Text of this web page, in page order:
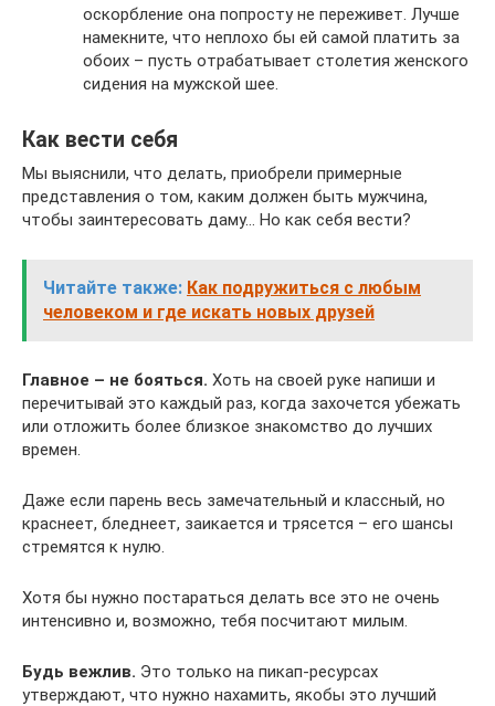
оскорбление она попросту не переживет. Лучше
намекните, что неплохо бы ей самой платить за
обоих – пусть отрабатывает столетия женского
сидения на мужской шее.
Как вести себя
Мы выяснили, что делать, приобрели примерные
представления о том, каким должен быть мужчина,
чтобы заинтересовать даму… Но как себя вести?
Читайте также: Как подружиться с любым
человеком и где искать новых друзей
Главное – не бояться. Хоть на своей руке напиши и
перечитывай это каждый раз, когда захочется убежать
или отложить более близкое знакомство до лучших
времен.
Даже если парень весь замечательный и классный, но
краснеет, бледнеет, заикается и трясется – его шансы
стремятся к нулю.
Хотя бы нужно постараться делать все это не очень
интенсивно и, возможно, тебя посчитают милым.
Будь вежлив. Это только на пикап-ресурсах
утверждают, что нужно нахамить, якобы это лучший